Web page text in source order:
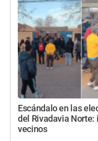
Escándalo en las
del Rivadavia Norte:
vecinos